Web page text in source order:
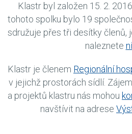
Klastr byl založen 15. 2.
tohoto spolku bylo 19
sdružuje přes tři desítky členů,
naleznete
Klastr je členem Regionální
v jejichž prostorách sídlí.
a projektů klastru nás mohou
navštívit na adrese